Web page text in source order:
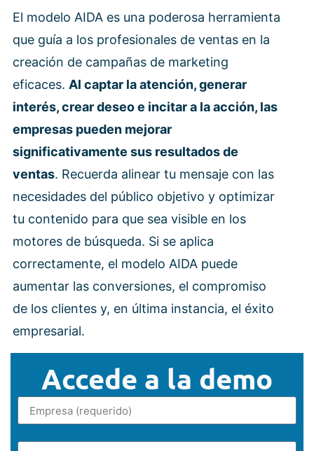
El modelo AIDA es una poderosa herramienta
que guía a los profesionales de ventas en la
creación de campañas de marketing
eficaces. Al captar la atención, generar
interés, crear deseo e incitar a la acción, las
empresas pueden mejorar
significativamente sus resultados de
ventas. Recuerda alinear tu mensaje con las
necesidades del público objetivo y optimizar
tu contenido para que sea visible en los
motores de búsqueda. Si se aplica
correctamente, el modelo AIDA puede
aumentar las conversiones, el compromiso
de los clientes y, en última instancia, el éxito
empresarial.
Accede a la demo